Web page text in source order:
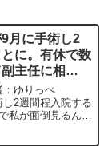
9月に手術し2
に。有休で数
主任に相
ぎて…ー ひろ
：ゆりっぺ
し2週間程入院する
私が面倒見るんで